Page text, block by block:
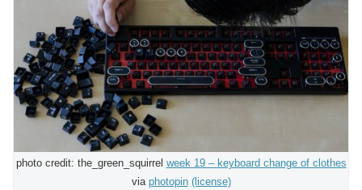
photo credit: the_green_squirrel week 19 – keyboard change of clothes
via photopin (license)